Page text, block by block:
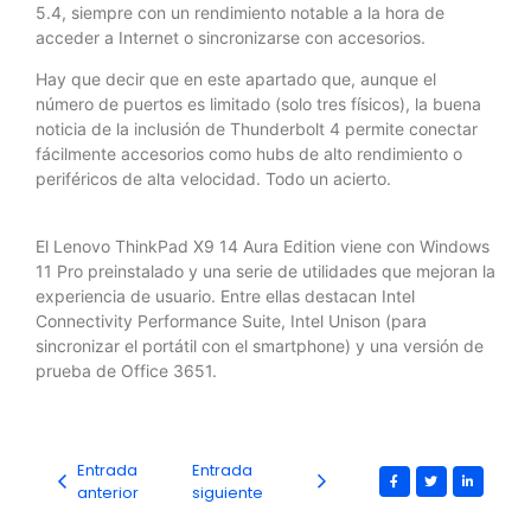
5.4, siempre con un rendimiento notable a la hora de
acceder a Internet o sincronizarse con accesorios.
Hay que decir que en este apartado que, aunque el
número de puertos es limitado (solo tres físicos), la buena
noticia de la inclusión de Thunderbolt 4 permite conectar
fácilmente accesorios como hubs de alto rendimiento o
periféricos de alta velocidad. Todo un acierto.
El Lenovo ThinkPad X9 14 Aura Edition viene con Windows
11 Pro preinstalado y una serie de utilidades que mejoran la
experiencia de usuario. Entre ellas destacan Intel
Connectivity Performance Suite, Intel Unison (para
sincronizar el portátil con el smartphone) y una versión de
prueba de Office 3651.
Entrada
anterior
Entrada
siguiente